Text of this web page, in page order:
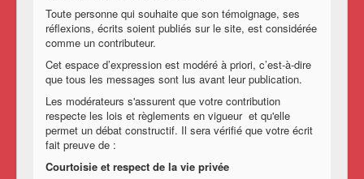
Toute personne qui souhaite que son témoignage, ses
réflexions, écrits soient publiés sur le site, est considérée
comme un contributeur.
Cet espace d’expression est modéré à priori, c’est-à-dire
que tous les messages sont lus avant leur publication.
Les modérateurs s'assurent que votre contribution
respecte les lois et règlements en vigueur et qu'elle
permet un débat constructif. Il sera vérifié que votre écrit
fait preuve de :
Courtoisie et respect de la vie privée